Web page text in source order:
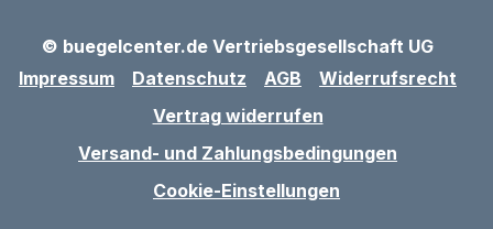
© buegelcenter.de Vertriebsgesellschaft UG
Impressum
Datenschutz AGB
Widerrufsrecht
Vertrag widerrufen
Versand- und Zahlungsbedingungen
Cookie-Einstellungen